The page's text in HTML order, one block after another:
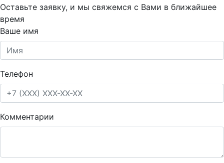
Оставьте заявку, и мы свяжемся с Вами в ближайшее
время
Ваше имя
Телефон
Комментарии